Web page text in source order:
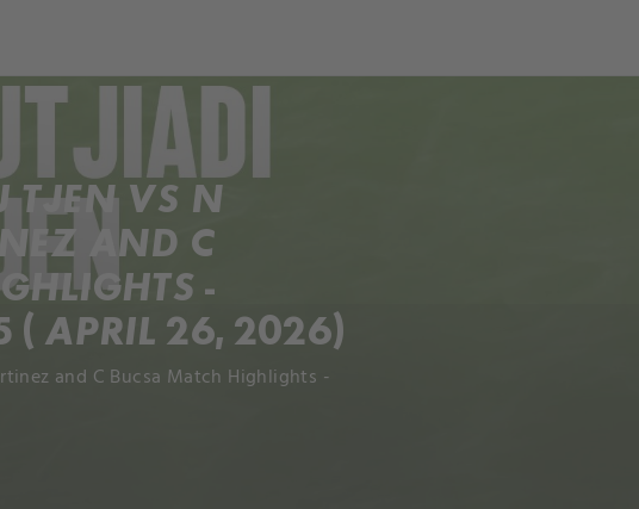
TJEN VS N
AND C
-
( APRIL 26, 2026)
and C Bucsa Match Highlights -